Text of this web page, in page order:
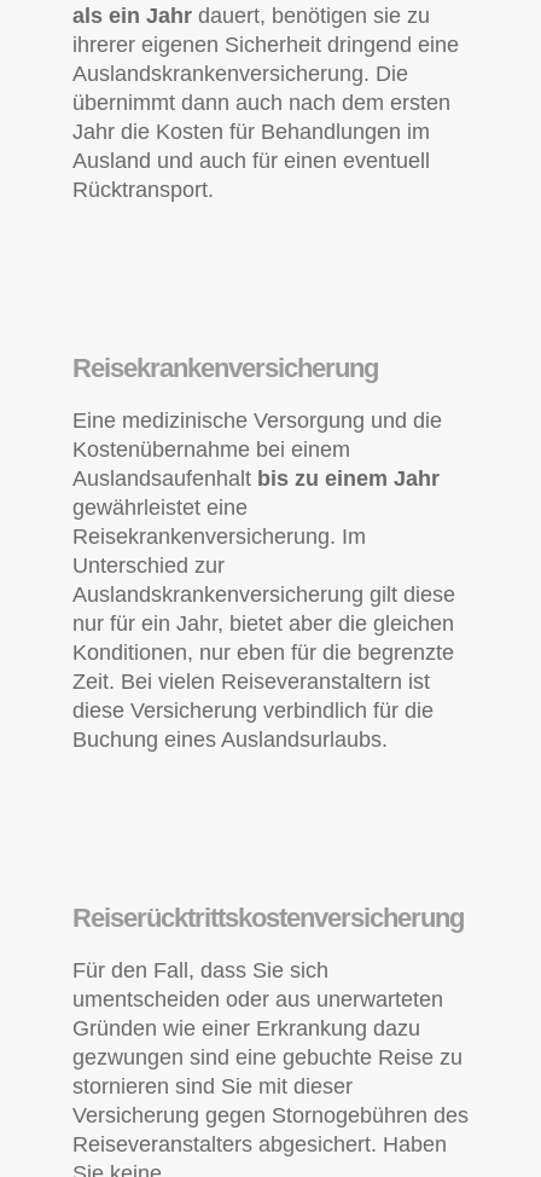
als ein Jahr dauert, benötigen sie zu
ihrerer eigenen Sicherheit dringend eine
Auslandskrankenversicherung. Die
übernimmt dann auch nach dem ersten
Jahr die Kosten für Behandlungen im
Ausland und auch für einen eventuell
Rücktransport.
Reisekrankenversicherung
Eine medizinische Versorgung und die
Kostenübernahme bei einem
Auslandsaufenhalt bis zu einem Jahr
gewährleistet eine
Reisekrankenversicherung. Im
Unterschied zur
Auslandskrankenversicherung gilt diese
nur für ein Jahr, bietet aber die gleichen
Konditionen, nur eben für die begrenzte
Zeit. Bei vielen Reiseveranstaltern ist
diese Versicherung verbindlich für die
Buchung eines Auslandsurlaubs.
Reiserücktrittskostenversicherung
Für den Fall, dass Sie sich
umentscheiden oder aus unerwarteten
Gründen wie einer Erkrankung dazu
gezwungen sind eine gebuchte Reise zu
stornieren sind Sie mit dieser
Versicherung gegen Stornogebühren des
Reiseveranstalters abgesichert. Haben